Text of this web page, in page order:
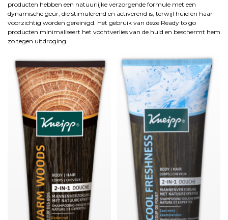
producten hebben een natuurlijke verzorgende formule met een
dynamische geur, die stimulerend en activerend is, terwijl huid en haar
voorzichtig worden gereinigd. Het gebruik van deze Ready to go
producten minimaliseert het vochtverlies van de huid en beschermt hem
zo tegen uitdroging.